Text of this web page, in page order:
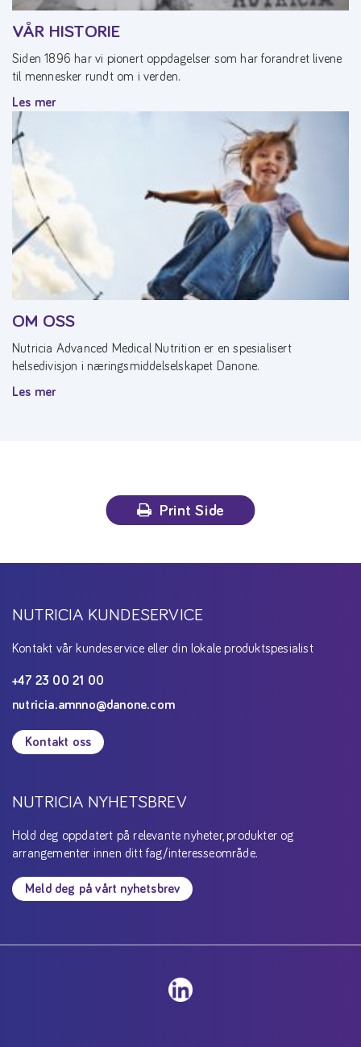
VÅR HISTORIE
Siden 1896 har vi pionert oppdagelser som har forandret livene
til mennesker rundt om i verden.
Les mer
OM OSS
Nutricia Advanced Medical Nutrition er en spesialisert
helsedivisjon i næringsmiddelselskapet Danone.
Les mer
Print Side
NUTRICIA KUNDESERVICE
Kontakt vår kundeservice eller din lokale produktspesialist
+47 23 00 21 00
nutricia.amnno@danone.com
Kontakt oss
NUTRICIA NYHETSBREV
Hold deg oppdatert på relevante nyheter, produkter og
arrangementer innen ditt fag/interesseområde.
Meld deg på vårt nyhetsbrev